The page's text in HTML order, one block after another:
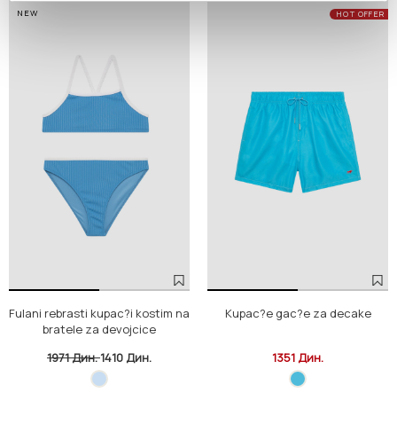
NEW
Fulani rebrasti kupac?i kostim na
bratele za devojcice
1971 Дин.1410 Дин.
HOT OFFER
Kupac?e gac?e za decake
1351 Дин.